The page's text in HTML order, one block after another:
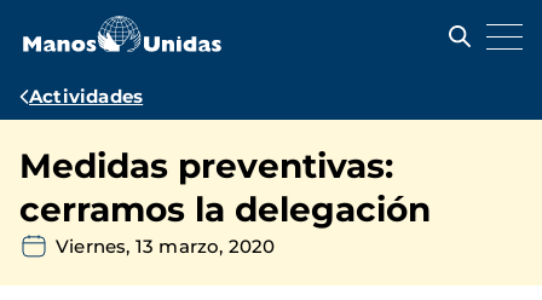
contenido
Ruta
navegación
Actividades
Medidas preventivas:
cerramos la delegación
Viernes, 13 marzo, 2020